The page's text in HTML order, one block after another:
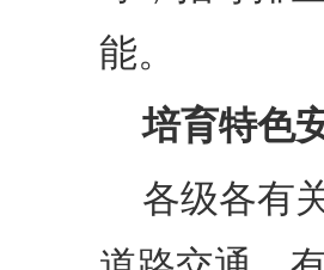
能。
培育特色
各级各有